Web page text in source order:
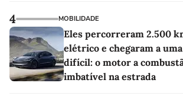
4 MOBILIDADE
Eles percorreram 2.500
elétrico e chegaram a
difícil: o motor a
imbatível na estrada